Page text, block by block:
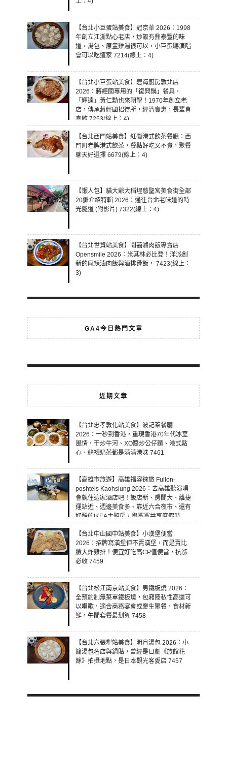
【台北小巨蛋站美食】冠京華 2026：1998
年創立江浙點心老店，炒飯有鼎泰豐的味
道，湯包、原盅雞湯很可以，小巨蛋聽演唱
會可以吃這家 7214(線上：4)
【台北小巨蛋站美食】碧海廚房敦北店
2026：蔣經國專用的「復興鍋」餐具，
「輝達」黃仁勳也來朝聖！1970年創立老
店，傳承蔣經國招待所，經濟實惠，長輩會
喜歡 7253(線上：4)
【台北西門站美食】紅磡港式飲茶餐廳：西
門町老牌港式飲茶，餐點好吃又不貴，聚餐
聊天好選擇 6679(線上：4)
【懶人包】貓大爺大稻埕慈聖宮美食街全部
20攤介紹特輯 2026：通往台北老味道的時
光隧道 (附影片) 7322(線上：4)
【台北世貿站美食】開囍滷肉飯專賣店
Opensmile 2026：米其林必比登！洋派創
新的麻辣滷肉飯與滷排骨飯， 7423(線上：
3)
GA4今日熱門文章
近期文章
【台北忠孝敦化站美食】波記茶餐廳
2026：一秒到香港，重現香港70年代冰室
風情，干炒牛河、XO醬炒公仔麵、港式點
心、絲襪奶茶都是滿滿港味 7461
【高雄市旅遊】高雄福容徠旅 Fullon-
poshtels Kaohsiung 2026：去高雄聽演唱
會就住這家酒店吧！飯店新、房間大、離捷
運站近、週邊美食多、靠近六合夜市、還有
好酷的IKEA主題房，與鯊鯊共享度假時
光！ 7460
【台北中山國中站美食】小漢堡便當
2026：招牌寫漢堡但不賣漢堡，而是賣比
臉大炸雞排！便宜好吃高CP值便當，抗漲
必收 7459
【台北松江南京站美食】男鐵板燒 2026：
全預約制無菜單鐵板燒，包廂隱私性高還可
以唱歌，適合商務宴會或慶生聚餐，食材新
鮮，午間套餐最划算 7458
【台北六張犁站美食】明月湯包 2026：小
籠湯包名店與鍋貼，曾經是日劇《旅館花
嫁》拍攝地點，是日本觀光客愛店 7457